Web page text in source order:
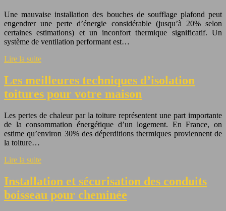
Une mauvaise installation des bouches de soufflage plafond peut
engendrer une perte d’énergie considérable (jusqu’à 20% selon
certaines estimations) et un inconfort thermique significatif. Un
système de ventilation performant est…
Lire la suite
Les meilleures techniques d’isolation
toitures pour votre maison
Les pertes de chaleur par la toiture représentent une part importante
de la consommation énergétique d’un logement. En France, on
estime qu’environ 30% des déperditions thermiques proviennent de
la toiture…
Lire la suite
Installation et sécurisation des conduits
boisseau pour cheminée